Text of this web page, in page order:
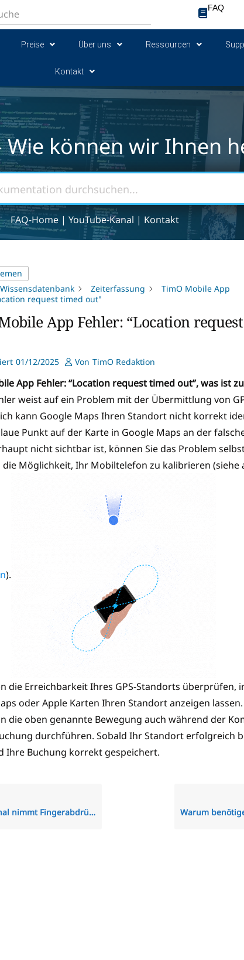
FAQ
Preise Über uns Ressourcen
Kontakt
Wie können wir Ihnen
FAQ-Home | YouTube-Kanal | Kontakt
Wissensdatenbank Zeiterfassung
TimO Mobile App
request timed out"
App Fehler: “Location
01/12/2025 Von TimO Redaktion
App Fehler: “Location request timed out”, was ist
weist auf ein Problem mit der Übermittlung von
kann Google Maps Ihren Standort nicht korrekt
Punkt auf der Karte in Google Maps an der
nicht sichtbar ist, können Sie das Problem
die Möglichkeit, Ihr Mobiltelefon zu kalibrieren (siehe
).
die Erreichbarkeit Ihres GPS-Standorts überprüfen,
oder Apple Karten Ihren Standort anzeigen lassen.
die oben genannte Bewegung auch während der
durchführen. Sobald Ihr Standort erfolgreich
Ihre Buchung korrekt gespeichert.
Fingerabdrücke nicht an